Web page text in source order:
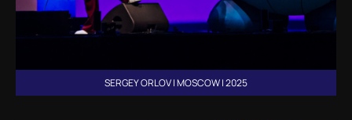
SERGEY ORLOV | MOSCOW | 2025